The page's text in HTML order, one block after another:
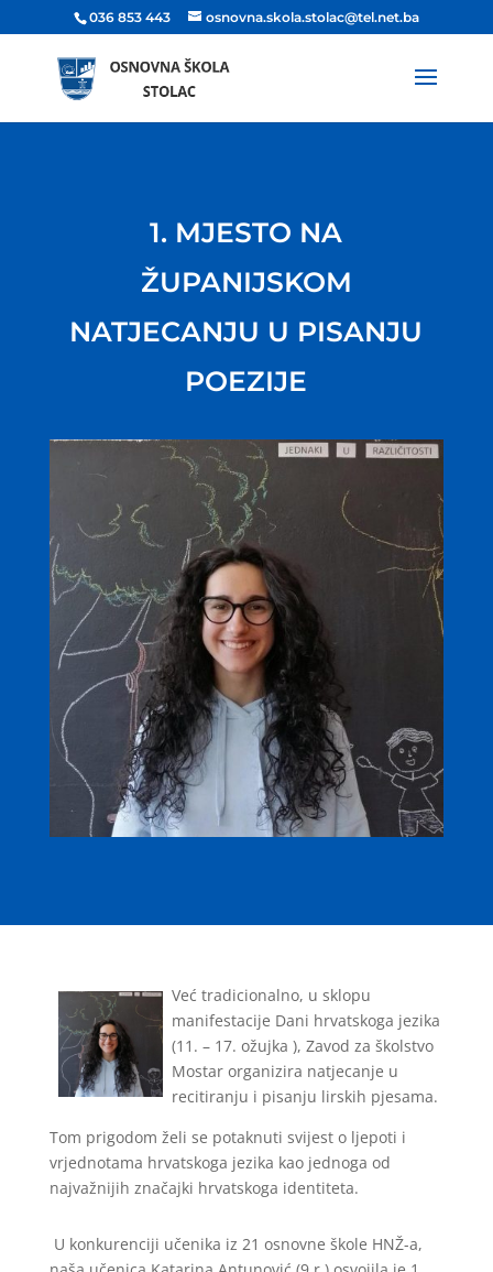
036 853 443 osnovna.skola.stolac@tel.net.ba
1. MJESTO NA
ŽUPANIJSKOM
NATJECANJU U PISANJU
POEZIJE
Već tradicionalno, u sklopu
manifestacije Dani hrvatskoga jezika
(11. – 17. ožujka ), Zavod za školstvo
Mostar organizira natjecanje u
recitiranju i pisanju lirskih pjesama.
Tom prigodom želi se potaknuti svijest o ljepoti i
vrjednotama hrvatskoga jezika kao jednoga od
najvažnijih značajki hrvatskoga identiteta.
U konkurenciji učenika iz 21 osnovne škole HNŽ-a,